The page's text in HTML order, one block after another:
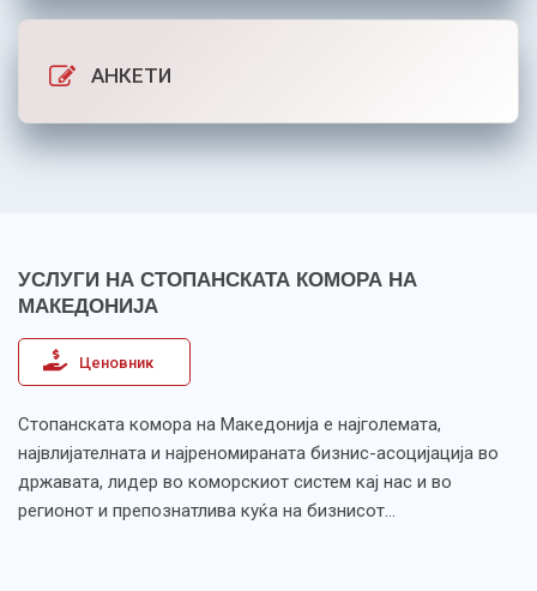
АНКЕТИ
УСЛУГИ НА СТОПАНСКАТА КОМОРА НА
МАКЕДОНИЈА
Ценовник
Стопанската комора на Македонија е најголемата,
највлијателната и најреномираната бизнис-асоцијација во
државата, лидер во коморскиот систем кај нас и во
регионот и препознатлива куќа на бизнисот…